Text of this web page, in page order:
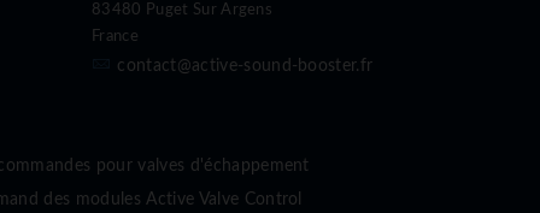
83480 Puget Sur Argens
France
contact@active-sound-booster.fr
pour valves d'échappement
des modules Active Valve Control